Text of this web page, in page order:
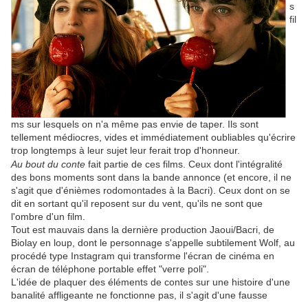
s
fil
ms sur lesquels on n'a même pas envie de taper. Ils sont
tellement médiocres, vides et immédiatement oubliables qu'écrire
trop longtemps à leur sujet leur ferait trop d'honneur.
Au bout du conte fait partie de ces films. Ceux dont l'intégralité
des bons moments sont dans la bande annonce (et encore, il ne
s'agit que d'énièmes rodomontades à la Bacri). Ceux dont on se
dit en sortant qu'il reposent sur du vent, qu'ils ne sont que
l'ombre d'un film.
Tout est mauvais dans la dernière production Jaoui/Bacri, de
Biolay en loup, dont le personnage s'appelle subtilement Wolf, au
procédé type Instagram qui transforme l'écran de cinéma en
écran de téléphone portable effet "verre poli".
L'idée de plaquer des éléments de contes sur une histoire d'une
banalité affligeante ne fonctionne pas, il s'agit d'une fausse